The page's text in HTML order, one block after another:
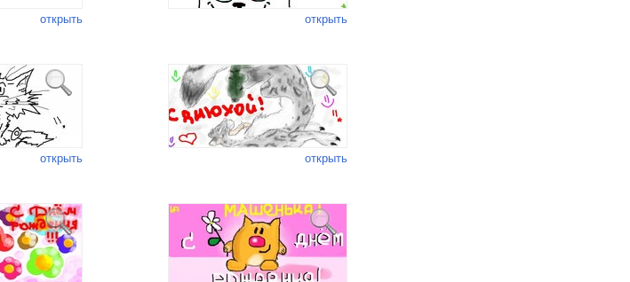
открыть открыть
открыть открыть